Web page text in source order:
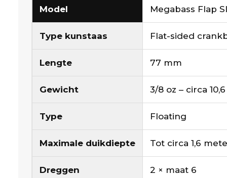
Model Megabass Flap
Type kunstaas Flat-sided
Lengte 77 mm
Gewicht 3/8 oz – circa
Type Floating
Maximale duikdiepte Tot circa 1,6
Dreggen 2 × maat 6